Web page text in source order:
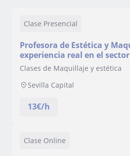
Clase Presencial
Profesora de Estética y
experiencia real en el sector
Clases de Maquillaje y estética
Sevilla Capital
13€/h
Clase Online